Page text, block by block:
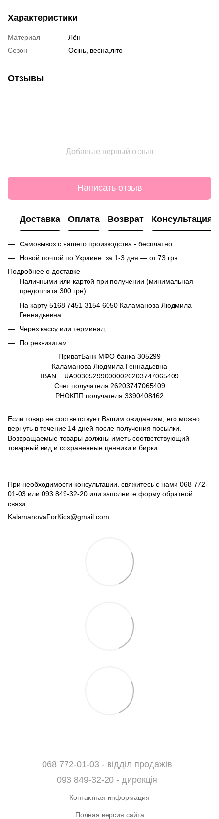
Характеристики
Материал
Лён
Сезон
Осінь, весна,літо
Отзывы
Добавьте первый отзыв
Написать отзыв
Доставка Оплата Возврат Консультация
Самовывоз с нашего производства - бесплатно
Новой почтой по Украине за 1-3 дня — от 73 грн.
Подробнее о доставке
Наличными или картой при получении (минимальная
предоплата 300 грн) .
На карту 5168 7451 3154 6050 Каламанова Людмила
Геннадьевна
Через кассу или терминал;
По реквизитам:
ПриватБанк МФО банка 305299
Каламанова Людмила Геннадьевна
IBAN UA903052990000026203747065409
Счет получателя 26203747065409
РНОКПП получателя 3390408462
Если товар не соответствует Вашим ожиданиям, его можно
вернуть в течение 14 дней после получения посылки.
Возвращаемые товары должны иметь соответствующий
товарный вид и сохраненные ценники и бирки.
При необходимости консультации, свяжитесь с нами 068 772-
01-03 или 093 849-32-20 или заполните форму обратной
связи.
KalamanovaForKids@gmail.com
068 772-01-03 - відділ продажів
093 849-32-20 - дирекція
Контактная информация
Полная версия сайта